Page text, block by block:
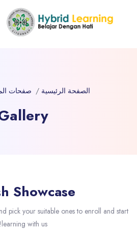
الصفحة الرئيسية صفحات
Showcase
pick your suitable ones to enroll and start
learning with us!